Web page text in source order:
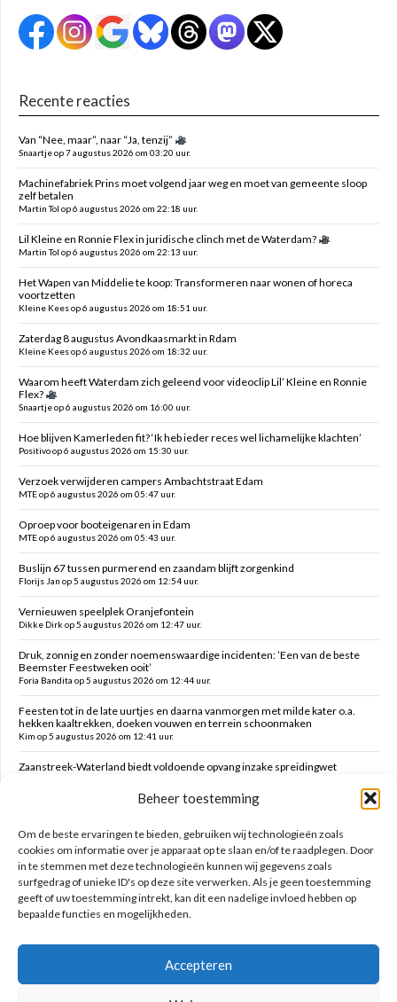
Beheer toestemming
Om de beste ervaringen te bieden, gebruiken wij technologieën zoals
cookies om informatie over je apparaat op te slaan en/of te raadplegen. Door
in te stemmen met deze technologieën kunnen wij gegevens zoals
surfgedrag of unieke ID's op deze site verwerken. Als je geen toestemming
geeft of uw toestemming intrekt, kan dit een nadelige invloed hebben op
bepaalde functies en mogelijkheden.
Accepteren
Recente reacties
Van “Nee, maar”, naar “Ja, tenzij”
Snaartje op 7 augustus 2026 om 03:20 uur.
Machinefabriek Prins moet volgend jaar weg en moet van gemeente sloop
zelf betalen
Martin Tol op 6 augustus 2026 om 22:18 uur.
Lil Kleine en Ronnie Flex in juridische clinch met de Waterdam?
Martin Tol op 6 augustus 2026 om 22:13 uur.
Het Wapen van Middelie te koop: Transformeren naar wonen of horeca
voortzetten
Kleine Kees op 6 augustus 2026 om 18:51 uur.
Zaterdag 8 augustus Avondkaasmarkt in Rdam
Kleine Kees op 6 augustus 2026 om 18:32 uur.
Waarom heeft Waterdam zich geleend voor videoclip Lil’ Kleine en Ronnie
Flex?
Snaartje op 6 augustus 2026 om 16:00 uur.
Hoe blijven Kamerleden fit? ‘Ik heb ieder reces wel lichamelijke klachten’
Positivo op 6 augustus 2026 om 15:30 uur.
Verzoek verwijderen campers Ambachtstraat Edam
MTE op 6 augustus 2026 om 05:47 uur.
Oproep voor booteigenaren in Edam
MTE op 6 augustus 2026 om 05:43 uur.
Buslijn 67 tussen purmerend en zaandam blijft zorgenkind
Florijs Jan op 5 augustus 2026 om 12:54 uur.
Vernieuwen speelplek Oranjefontein
Dikke Dirk op 5 augustus 2026 om 12:47 uur.
Druk, zonnig en zonder noemenswaardige incidenten: ’Een van de beste
Beemster Feestweken ooit’
Foria Bandita op 5 augustus 2026 om 12:44 uur.
Feesten tot in de late uurtjes en daarna vanmorgen met milde kater o.a.
hekken kaaltrekken, doeken vouwen en terrein schoonmaken
Kim op 5 augustus 2026 om 12:41 uur.
Zaanstreek-Waterland biedt voldoende opvang inzake spreidingwet
Zoeken op deze site